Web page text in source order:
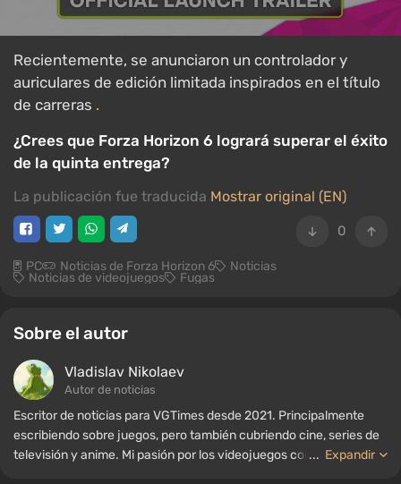
Recientemente, se anunciaron un controlador y
auriculares de edición limitada inspirados en el título
de carreras .
¿Crees que Forza Horizon 6 logrará superar el éxito
de la quinta entrega?
La publicación fue traducida Mostrar original (EN)
0
PC Noticias de Forza Horizon 6 Noticias
Noticias de videojuegos Fugas
Sobre el autor
Vladislav Nikolaev
Autor de noticias
Escritor de noticias para VGTimes desde 2021. Principalmente
escribiendo sobre juegos, pero también cubriendo cine, series de
televisión y anime. Mi pasión por los videojuegos comenzó a
... Expandir